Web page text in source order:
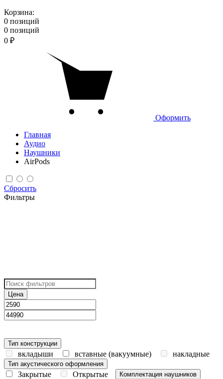
Корзина:
0 позиций
0 позиций
0 ₽
Оформить
Главная
Аудио
Наушники
AirPods
Сбросить
Фильтры
Цена
Тип конструкции
вкладыши вставные (вакуумные) накладные
Тип акустического оформления
Закрытые Открытые Комплектация наушников